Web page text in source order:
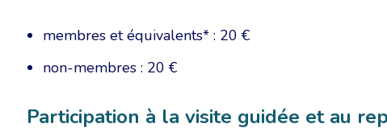
membres et équivalents* : 20 €
non-membres : 20 €
Participation à la visite guidée et au